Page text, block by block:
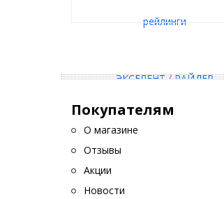
Покупателям
О магазине
Отзывы
Акции
Новости